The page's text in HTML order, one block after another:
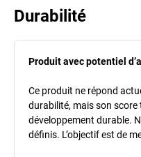
Durabilité
Produit avec potentiel
Ce produit ne répond
durabilité, mais son score
développement durable.
définis. L’objectif est de